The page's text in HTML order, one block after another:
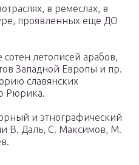
в ремеслах, в
проявленных еще ДО
летописей арабов,
Западной Европы и пр.
славянских
Рюрика.
и этнографический
В. Даль, С. Максимов, М.